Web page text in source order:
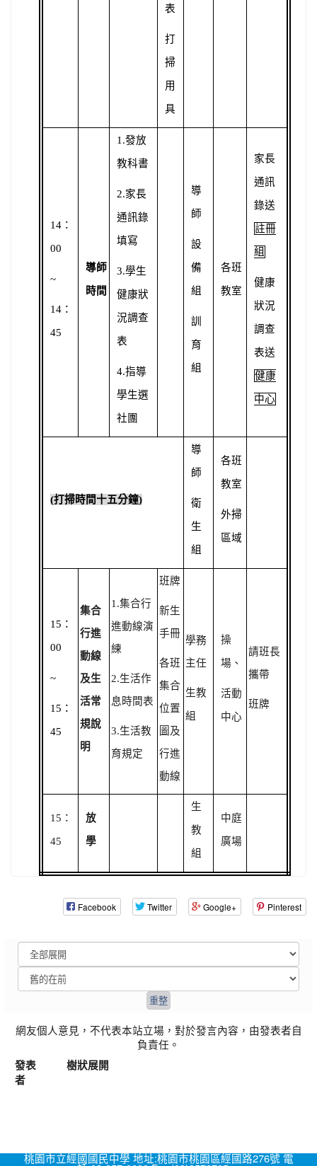
表
打
掃
用
具
14 ：
00
~
14 ：
45
導師
時間
1.發放
教科書
2.家長
通訊錄
填寫
3.學生
健康狀
況調查
表
4.指導
學生選
社團
導
師
設
備
組
訓
育
組
各班
教室
家長
通訊
錄送
註冊
組
健康
狀況
調查
表送
健康
中心
(打掃時間十五分鐘)
導
師
衛
生
組
各班
教室
外掃
區域
15 ：
00
~
15 ：
45
集合
行進
動線
及生
活常
規說
明
1.集合行
進動線演
練
2.生活作
息時間表
3.生活教
育規定
班牌
新生
手冊
各班
集合
位置
圖及
行進
動線
學務
主任
生教
組
操
場、
活動
中心
請班長
攜帶
班牌
15 ：
45
放
學
生
教
組
中庭
廣場
Facebook Twitter Google+ Pinterest
網友個人意見，不代表本站立場，對於發言內容，由發表者自
負責任。
發表
者
樹狀展開
桃園市立經國國民中學 地址:桃園市桃園區經國路276號 電